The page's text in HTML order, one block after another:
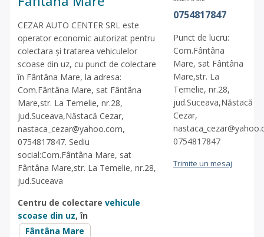
CEZAR AUTO CENTER SRL este
operator economic autorizat pentru
colectara și tratarea vehiculelor
scoase din uz, cu punct de colectare
în Fântâna Mare, la adresa:
Com.Fântâna Mare, sat Fântâna
Mare,str. La Temelie, nr.28,
jud.Suceava,Năstacă Cezar,
nastaca_cezar@yahoo.com,
0754817847. Sediu
social:Com.Fântâna Mare, sat
Fântâna Mare,str. La Temelie, nr.28,
jud.Suceava
Centru de colectare vehicule
scoase din uz, în
Fântâna Mare
0754817847
Punct de lucru:
Com.Fântâna
Mare, sat Fântâna
Mare,str. La
Temelie, nr.28,
jud.Suceava,Năstacă
Cezar,
0754817847
Trimite un mesaj